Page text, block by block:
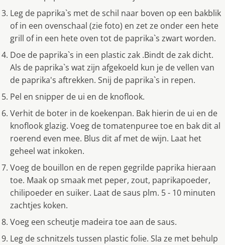
Leg de paprika`s met de schil naar boven op een bakblik
of in een ovenschaal (zie foto) en zet ze onder een hete
grill of in een hete oven tot de paprika`s zwart worden.
Doe de paprika`s in een plastic zak .Bindt de zak dicht.
Als de paprika`s wat zijn afgekoeld kun je de vellen van
de paprika's aftrekken. Snij de paprika`s in repen.
Pel en snipper de ui en de knoflook.
Verhit de boter in de koekenpan. Bak hierin de ui en de
knoflook glazig. Voeg de tomatenpuree toe en bak dit al
roerend even mee. Blus dit af met de wijn. Laat het
geheel wat inkoken.
Voeg de bouillon en de repen gegrilde paprika hieraan
toe. Maak op smaak met peper, zout, paprikapoeder,
chilipoeder en suiker. Laat de saus plm. 5 - 10 minuten
zachtjes koken.
Voeg een scheutje madeira toe aan de saus.
Leg de schnitzels tussen plastic folie. Sla ze met behulp